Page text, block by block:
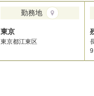
勤務地
東京
東京都江東区